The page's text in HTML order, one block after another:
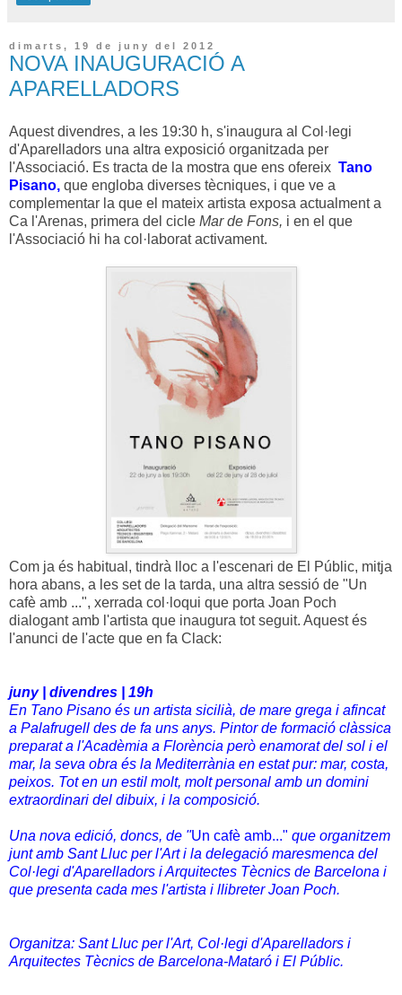
dimarts, 19 de juny del 2012
NOVA INAUGURACIÓ A
APARELLADORS
Aquest divendres, a les 19:30 h, s'inaugura al Col·legi
d'Aparelladors una altra exposició organitzada per
l'Associació. Es tracta de la mostra que ens ofereix Tano
Pisano, que engloba diverses tècniques, i que ve a
complementar la que el mateix artista exposa actualment a
Ca l'Arenas, primera del cicle Mar de Fons, i en el que
l'Associació hi ha col·laborat activament.
Com ja és habitual, tindrà lloc a l'escenari de El Públic, mitja
hora abans, a les set de la tarda, una altra sessió de "Un
cafè amb ...", xerrada col·loqui que porta Joan Poch
dialogant amb l'artista que inaugura tot seguit. Aquest és
l'anunci de l'acte que en fa Clack:
juny | divendres | 19h
En Tano Pisano és un artista sicilià, de mare grega i afincat
a Palafrugell des de fa uns anys. Pintor de formació clàssica
preparat a l'Acadèmia a Florència però enamorat del sol i el
mar, la seva obra és la Mediterrània en estat pur: mar, costa,
peixos. Tot en un estil molt, molt personal amb un domini
extraordinari del dibuix, i la composició.
Una nova edició, doncs, de "Un cafè amb..." que organitzem
junt amb Sant Lluc per l'Art i la delegació maresmenca del
Col·legi d'Aparelladors i Arquitectes Tècnics de Barcelona i
que presenta cada mes l'artista i llibreter Joan Poch.
Organitza: Sant Lluc per l'Art, Col·legi d'Aparelladors i
Arquitectes Tècnics de Barcelona-Mataró i El Públic.